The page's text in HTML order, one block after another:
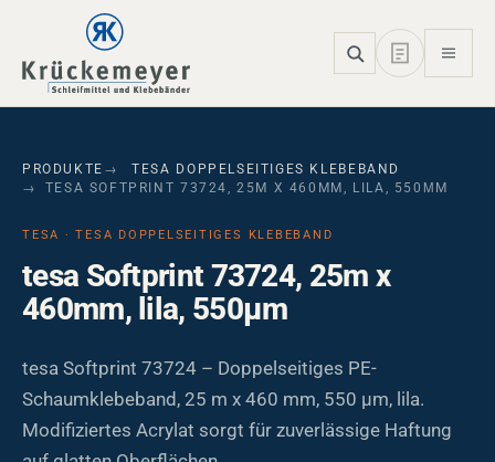
Skip to main navigation
Skip to main content
Skip to page footer
PRODUKTE
TESA DOPPELSEITIGES KLEBEBAND
TESA SOFTPRINT 73724, 25M X 460MM, LILA, 550ΜM
TESA · TESA DOPPELSEITIGES KLEBEBAND
tesa Softprint 73724, 25m x
460mm, lila, 550µm
tesa Softprint 73724 – Doppelseitiges PE-
Schaumklebeband, 25 m x 460 mm, 550 µm, lila.
Modifiziertes Acrylat sorgt für zuverlässige Haftung